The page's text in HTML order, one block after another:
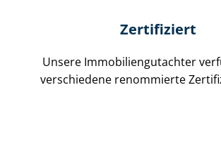
Zertifiziert
Unsere Immobilien­gutachter
verschiedene renommierte